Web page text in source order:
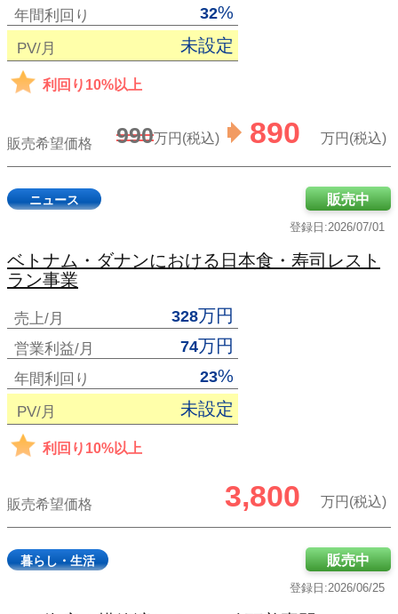
年間利回り 32%
PV/月 未設定
利回り10%以上
販売希望価格 990万円(税込) 890 万円(税込)
ニュース
登録日:2026/07/01
販売中
ベトナム・ダナンにおける日本食・寿司レスト
ラン事業
売上/月 328万円
営業利益/月 74万円
年間利回り 23%
PV/月 未設定
利回り10%以上
販売希望価格 3,800 万円(税込)
暮らし・生活
登録日:2026/06/25
販売中